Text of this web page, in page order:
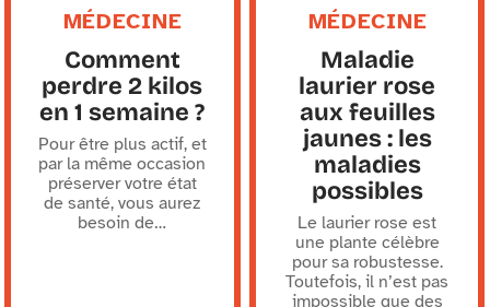
MÉDECINE
Comment
perdre 2 kilos
en 1 semaine ?
Pour être plus actif, et
par la même occasion
préserver votre état
de santé, vous aurez
besoin de…
MÉDECINE
Maladie
laurier rose
aux feuilles
jaunes : les
maladies
possibles
Le laurier rose est
une plante célèbre
pour sa robustesse.
Toutefois, il n’est pas
impossible que des